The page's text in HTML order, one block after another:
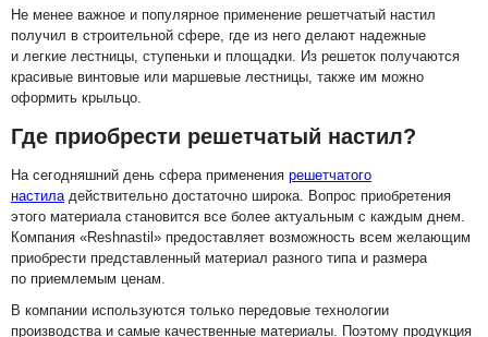
Не менее важное и популярное применение решетчатый настил
получил в строительной сфере, где из него делают надежные
и легкие лестницы, ступеньки и площадки. Из решеток получаются
красивые винтовые или маршевые лестницы, также им можно
оформить крыльцо.
Где приобрести решетчатый настил?
На сегодняшний день сфера применения решетчатого
настила действительно достаточно широка. Вопрос приобретения
этого материала становится все более актуальным с каждым днем.
Компания «Reshnastil» предоставляет возможность всем желающим
приобрести представленный материал разного типа и размера
по приемлемым ценам.
В компании используются только передовые технологии
производства и самые качественные материалы. Поэтому продукция